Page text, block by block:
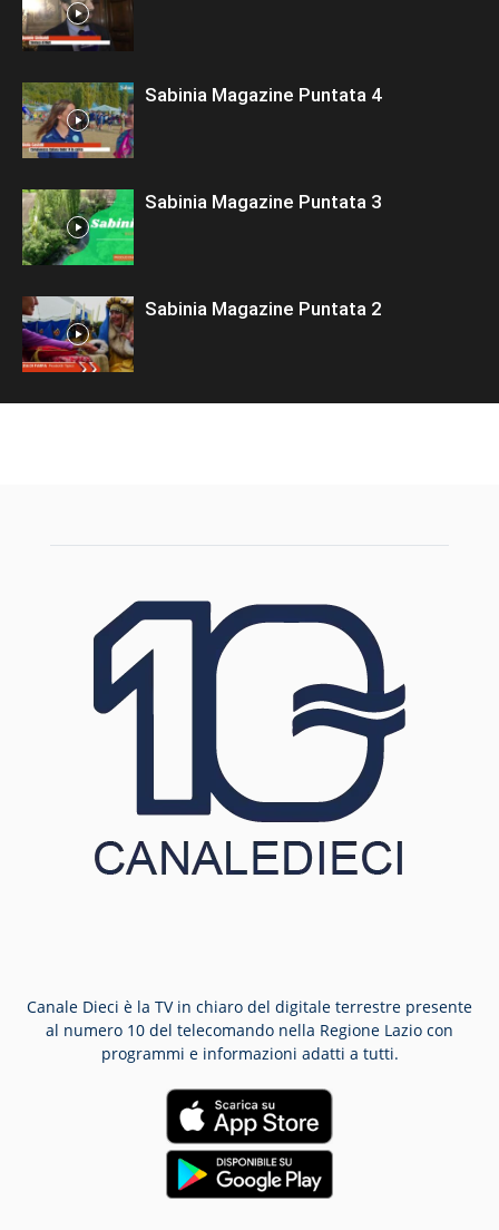
Sabinia Magazine Puntata 4
Sabinia Magazine Puntata 3
Sabinia Magazine Puntata 2
Canale Dieci è la TV in chiaro del digitale terrestre presente
al numero 10 del telecomando nella Regione Lazio con
programmi e informazioni adatti a tutti.